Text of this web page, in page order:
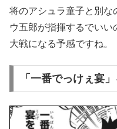
将のアシュラ童子と別な
ウ五郎が指揮するでい
大戦になる予感ですね。
「一番でっけぇ宴